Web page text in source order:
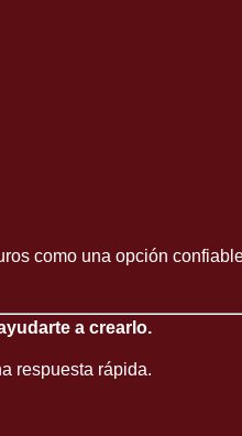
como una opción
a crearlo.
respuesta rápida.